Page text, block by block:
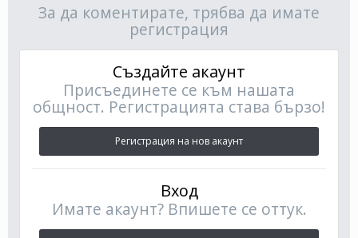
За да коментирате, трябва да имате
регистрация
Създайте акаунт
Присъединете се към нашата
общност. Регистрацията става бързо!
Регистрация на нов акаунт
Вход
Имате акаунт? Впишете се оттук.